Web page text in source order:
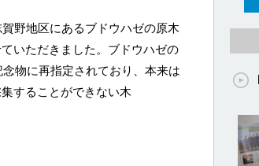
野地区にあるブドウハゼの原木
いただきました。ブドウハゼの
物に再指定されており、本来は
することができない木